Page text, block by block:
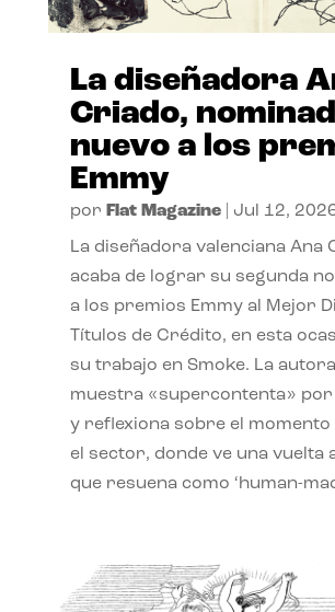
La diseñadora
Criado,
nuevo a los
Emmy
por Flat Magazine| Jul 12,
La diseñadora valenciana Ana
acaba de lograr su segunda
a los premios Emmy al Mejor
Títulos de Crédito, en esta
su trabajo en Smoke. La
muestra «supercontenta» por
y reflexiona sobre el momento
el sector, donde ve una vuelta
que resuena como ‘human-